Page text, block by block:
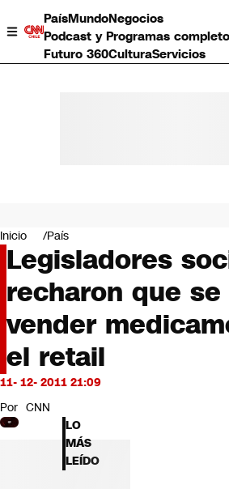
PaísMundoNegocios
Podcast y Programas
Futuro 360CulturaServicios
Negocios
Deportes
Programas completos
Cultura
Servicios
Bits
CNN tiempo
Futuro 360
Inicio País
Legisladores
recharon que
vender
el retail
11- 12- 2011 21:09
Por CNN
LO
MÁS
LEÍDO